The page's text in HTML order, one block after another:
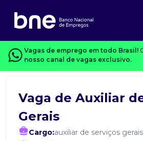
Vagas de emprego em todo Brasil!
nosso canal de vagas exclusivo.
Vaga de Auxiliar
Gerais
Cargo:auxiliar de serviços gerais